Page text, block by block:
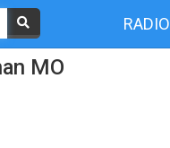
RADIO
MO